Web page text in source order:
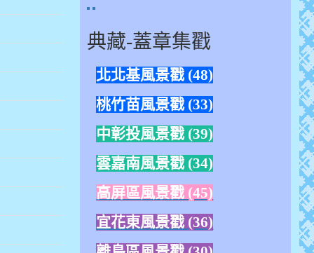
link to https://sites.google.com/
link to https://www.flickr.com/photos/
典藏-蓋章集戳
北北基風景戳 (48)
桃竹苗風景戳 (33)
中彰投風景戳 (39)
雲嘉南風景戳 (34)
高屏區風景戳 (45)
宜花東風景戳 (36)